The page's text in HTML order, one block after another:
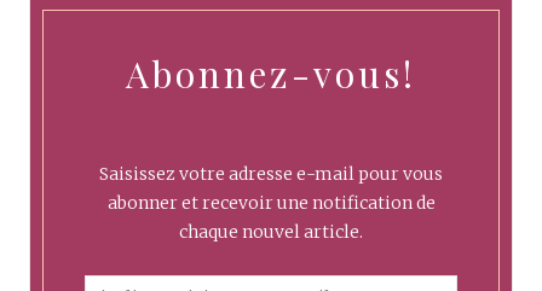
Abonnez-vous!
Saisissez votre adresse e-mail pour vous
abonner et recevoir une notification de
chaque nouvel article.